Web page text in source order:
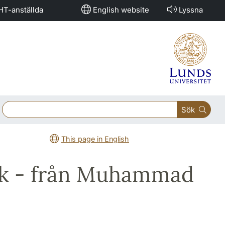
anställda English website Lyssna
Sök
This page in English
- från Muhammad